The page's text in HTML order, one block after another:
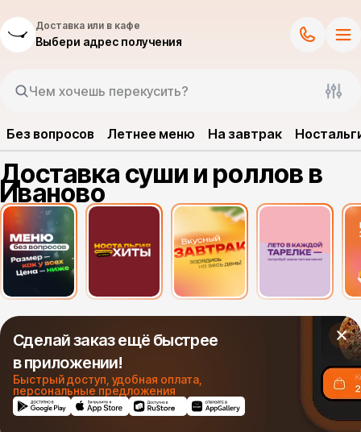
Доставка или в кафе
Выбери адрес получения
Без вопросов Летнее меню На завтрак
Доставка суши и роллов в
Иваново
Сделай заказ ещё быстрее
в приложении!
Быстрый доступ, удобная оплата,
персональные предложения